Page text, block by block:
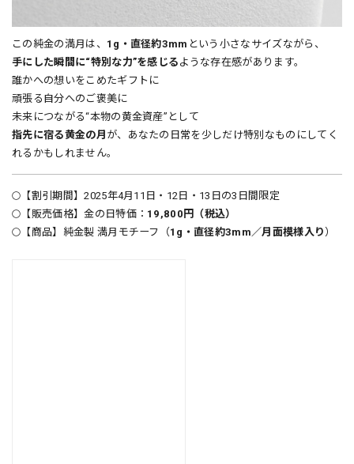
この純金の満月は、 1g・直径約3mm という小さなサイズながら、
手にした瞬間に“特別な力”を感じる ような存在感があります。
誰かへの想いをこめたギフトに
頑張る自分へのご褒美に
未来につながる“本物の黄金資産”として
指先に宿る黄金の月 が、あなたの日常を少しだけ特別なものにしてく
れるかもしれません。
🌕【割引期間】2025年4月11日・12日・13日の3日間限定
🌕【販売価格】金の日特価： 19,800円（税込）
🌕【商品】純金製 満月モチーフ（1g・直径約3mm／月面模様入り ）